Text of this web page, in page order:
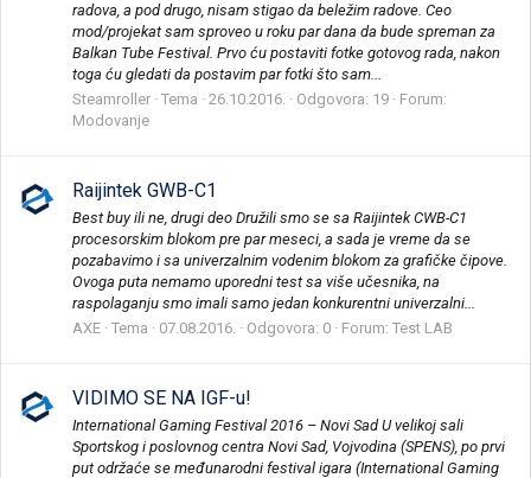
radova, a pod drugo, nisam stigao da beležim radove. Ceo
mod/projekat sam sproveo u roku par dana da bude spreman za
Balkan Tube Festival. Prvo ću postaviti fotke gotovog rada, nakon
toga ću gledati da postavim par fotki što sam...
Steamroller Tema 26.10.2016. Odgovora: 19
Forum:
Modovanje
Raijintek GWB-C1
Best buy ili ne, drugi deo Družili smo se sa Raijintek CWB-C1
procesorskim blokom pre par meseci, a sada je vreme da se
pozabavimo i sa univerzalnim vodenim blokom za grafičke čipove.
Ovoga puta nemamo uporedni test sa više učesnika, na
raspolaganju smo imali samo jedan konkurentni univerzalni...
AXE Tema 07.08.2016. Odgovora: 0 Forum: Test LAB
VIDIMO SE NA IGF-u!
International Gaming Festival 2016 – Novi Sad U velikoj sali
Sportskog i poslovnog centra Novi Sad, Vojvodina (SPENS), po prvi
put održaće se međunarodni festival igara (International Gaming